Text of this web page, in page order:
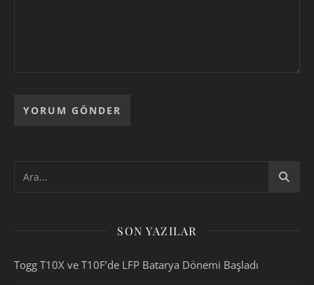
SON YAZILAR
Togg T10X ve T10F’de LFP Batarya Dönemi Başladı